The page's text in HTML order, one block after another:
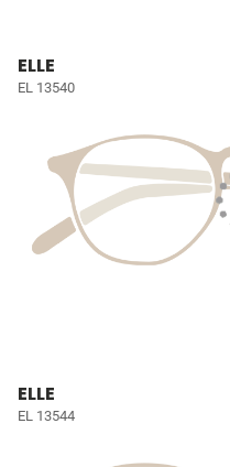
ELLE
EL 13540
ELLE
EL 13544